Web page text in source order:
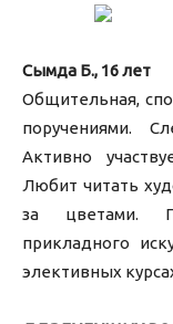
Сымда Б., 16 лет
Общительная,
поручениями.
Активно
Любит читать
за цветами.
прикладного
элективных